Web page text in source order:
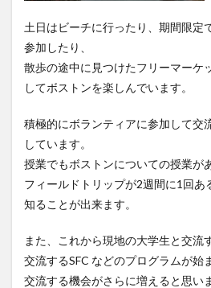
土日はビーチに行ったり、期間限定
参加したり、
散歩の途中に見つけたフリーマーケ
してボストンを楽しんでいます。
積極的にボランティアに参加して交
しています。
授業でもボストンについての授業が
フィールドトリップが2週間に1回あ
知ることが出来ます。
また、これから現地の大学生と交流
交流するSFC などのプログラムが始
交流する機会がさらに増えると思い